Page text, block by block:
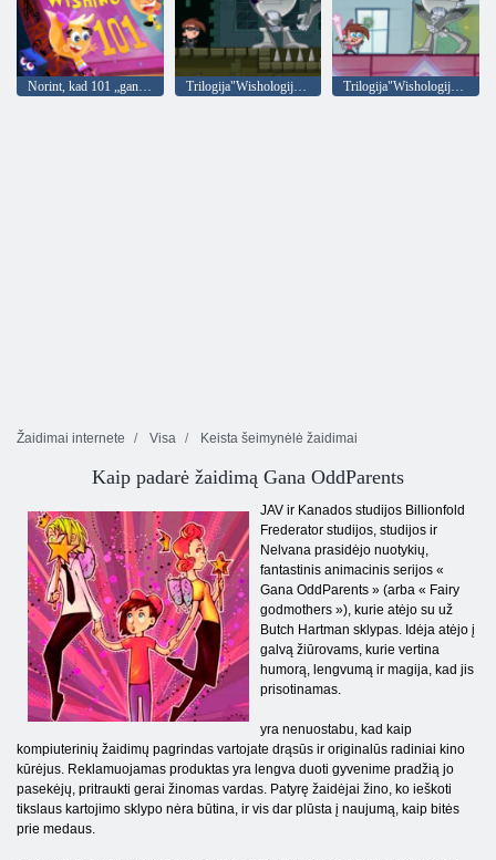
Norint, kad 101 „gana nepaprastas“ jaunuolis Trilogija"Wishologija"1 skyrius: Pasirinkta Vienas! Trilogija"Wishologijos trilogija"3 skyrius. Pasirinkto"One"sugrįžimas!
Žaidimai internete Visa Keista šeimynėlė žaidimai
Kaip padarė žaidimą Gana OddParents
JAV ir Kanados studijos Billionfold
Frederator studijos, studijos ir
Nelvana prasidėjo nuotykių,
fantastinis animacinis serijos «
Gana OddParents » (arba « Fairy
godmothers »), kurie atėjo su už
Butch Hartman sklypas. Idėja atėjo į
galvą žiūrovams, kurie vertina
humorą, lengvumą ir magija, kad jis
prisotinamas.
yra nenuostabu, kad kaip
kompiuterinių žaidimų pagrindas vartojate drąsūs ir originalūs radiniai kino
kūrėjus. Reklamuojamas produktas yra lengva duoti gyvenime pradžią jo
pasekėjų, pritraukti gerai žinomas vardas. Patyrę žaidėjai žino, ko ieškoti
tikslaus kartojimo sklypo nėra būtina, ir vis dar plūsta į naujumą, kaip bitės
prie medaus.